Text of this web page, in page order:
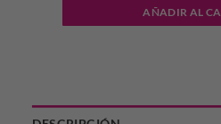
AÑADIR AL